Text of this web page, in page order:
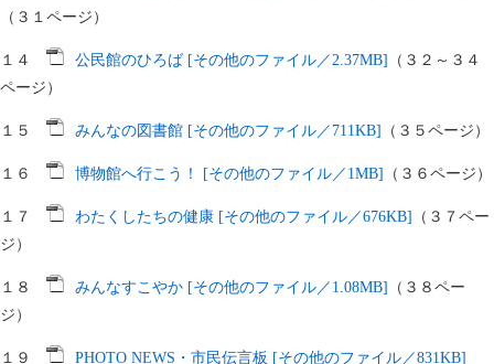
（３１ページ）
１４ 公民館のひろば [その他のファイル／2.37MB]
（３２～３４
ページ）
１５ みんなの図書館 [その他のファイル／711KB] （３５ページ）
１６ 博物館へ行こう！ [その他のファイル／1MB] （３６ページ）
１７ わたくしたちの健康 [その他のファイル／676KB]
（３７ペー
ジ）
１８ みんなすこやか [その他のファイル／1.08MB]
（３８ペー
ジ）
１９
PHOTO NEWS・市民伝言板 [その他のファイル／831KB]